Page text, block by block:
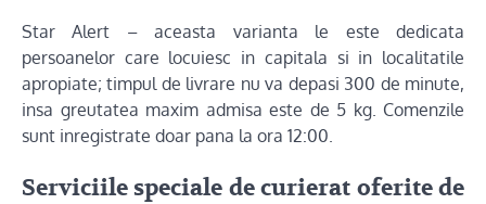
Star Alert – aceasta varianta le este dedicata
persoanelor care locuiesc in capitala si in localitatile
apropiate; timpul de livrare nu va depasi 300 de minute,
insa greutatea maxim admisa este de 5 kg. Comenzile
sunt inregistrate doar pana la ora 12:00.
Serviciile speciale de curierat oferite de